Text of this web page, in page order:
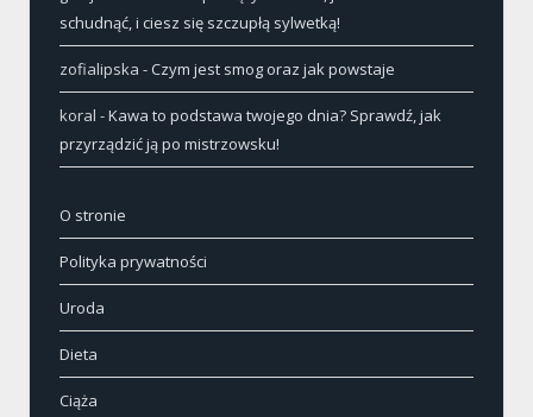
schudnąć, i ciesz się szczupłą sylwetką!
zofialipska -Czym jest smog oraz jak powstaje
koral -Kawa to podstawa twojego dnia? Sprawdź, jak
przyrządzić ją po mistrzowsku!
O stronie
Polityka prywatności
Uroda
Dieta
Ciąża